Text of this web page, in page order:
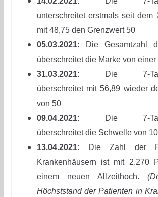
unterschreitet erstmals seit dem
mit 48,75 den Grenzwert 50
05.03.2021: Die Gesamtzahl
überschreitet die Marke von
31.03.2021: Die 7-
überschreitet mit 56,89 wieder
von 50
09.04.2021: Die 7-
überschreitet die Schwelle von
13.04.2021: Die Zahl der
Krankenhäusern ist mit 2.270
einem neuen Allzeithoch.
Höchststand der Patienten in